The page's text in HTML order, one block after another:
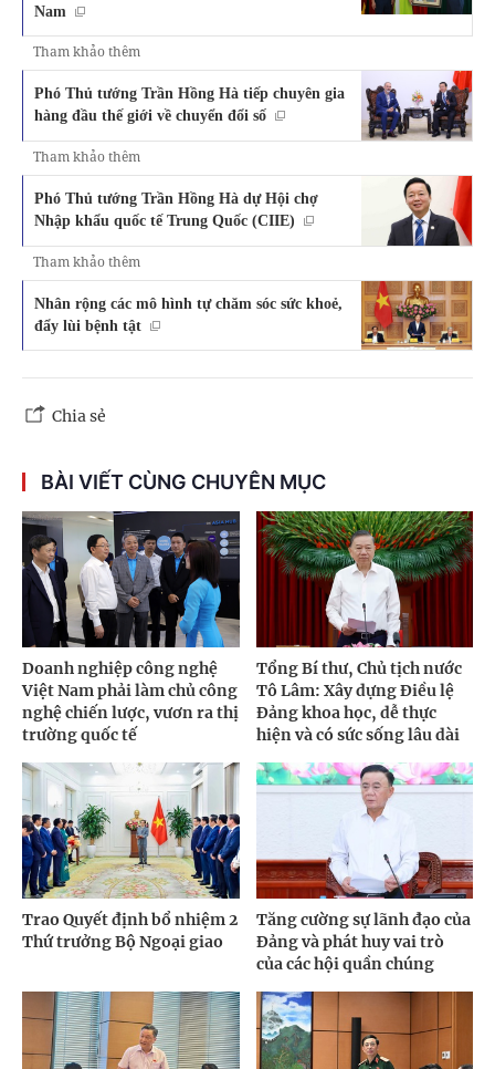
Nam
Tham khảo thêm
Phó Thủ tướng Trần Hồng Hà tiếp chuyên gia
hàng đầu thế giới về chuyển đổi số
Tham khảo thêm
Phó Thủ tướng Trần Hồng Hà dự Hội chợ
Nhập khẩu quốc tế Trung Quốc (CIIE)
Tham khảo thêm
Nhân rộng các mô hình tự chăm sóc sức khoẻ,
đẩy lùi bệnh tật
Chia sẻ
BÀI VIẾT CÙNG CHUYÊN MỤC
Doanh nghiệp công nghệ
Việt Nam phải làm chủ công
nghệ chiến lược, vươn ra thị
trường quốc tế
Tổng Bí thư, Chủ tịch nước
Tô Lâm: Xây dựng Điều lệ
Đảng khoa học, dễ thực
hiện và có sức sống lâu dài
Trao Quyết định bổ nhiệm 2
Thứ trưởng Bộ Ngoại giao
Tăng cường sự lãnh đạo của
Đảng và phát huy vai trò
của các hội quần chúng